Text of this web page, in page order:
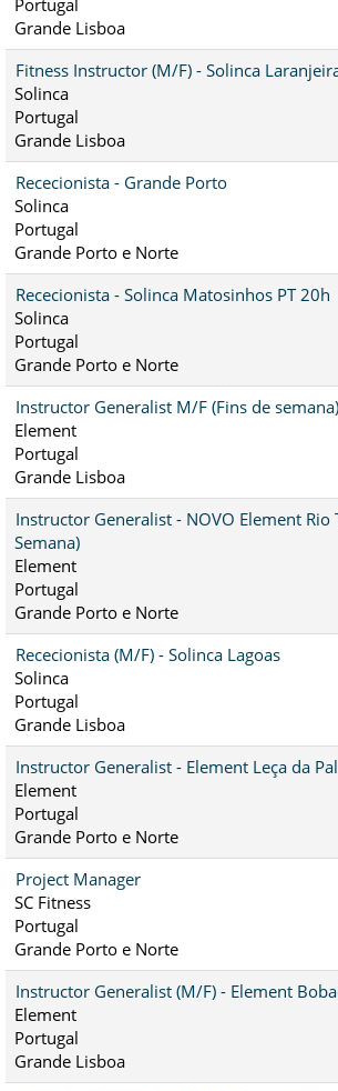
Portugal
Grande Lisboa
Fitness Instructor (M/F) - Solinca
Solinca
Portugal
Grande Lisboa
Rececionista - Grande Porto
Solinca
Portugal
Grande Porto e Norte
Rececionista - Solinca Matosinhos PT 20h
Solinca
Portugal
Grande Porto e Norte
Instructor Generalist M/F (Fins de
Element
Portugal
Grande Lisboa
Instructor Generalist - NOVO Element Rio
Semana)
Element
Portugal
Grande Porto e Norte
Rececionista (M/F) - Solinca Lagoas
Solinca
Portugal
Grande Lisboa
Instructor Generalist - Element Leça da
Element
Portugal
Grande Porto e Norte
Project Manager
SC Fitness
Portugal
Grande Porto e Norte
Instructor Generalist (M/F) - Element
Element
Portugal
Grande Lisboa